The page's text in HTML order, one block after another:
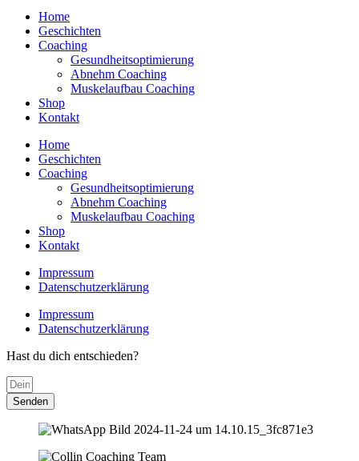
Home
Geschichten
Coaching
Gesundheitsoptimierung
Abnehm Coaching
Muskelaufbau Coaching
Shop
Kontakt
Home
Geschichten
Coaching
Gesundheitsoptimierung
Abnehm Coaching
Muskelaufbau Coaching
Shop
Kontakt
Impressum
Datenschutzerklärung
Impressum
Datenschutzerklärung
Hast du dich entschieden?
Senden